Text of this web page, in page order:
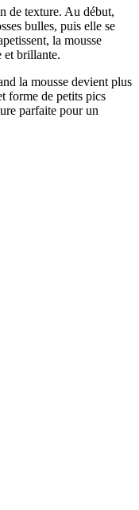
de texture. Au début,
bulles, puis elle se
la mousse
et brillante.
la mousse devient plus
forme de petits pics
parfaite pour un